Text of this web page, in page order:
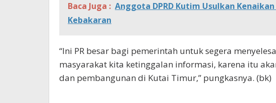
Baca Juga : Anggota DPRD Kutim Usulkan
Kebakaran
“Ini PR besar bagi pemerintah untuk segera
masyarakat kita ketinggalan informasi, karena itu
dan pembangunan di Kutai Timur,” pungkasnya. (bk)